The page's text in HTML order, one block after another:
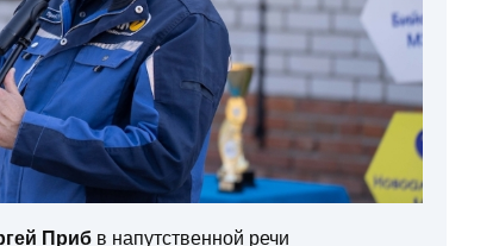
Приб в напутственной речи